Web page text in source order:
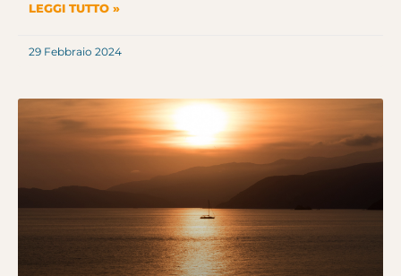
LEGGI TUTTO »
29 Febbraio 2024